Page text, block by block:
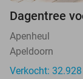
Dagentree
Apenheul
Apeldoorn
Verkocht: 32.928